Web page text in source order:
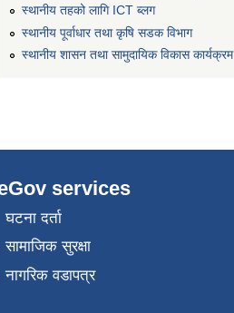
स्थानीय तहको लागि ICT ब्लग
स्थानीय पूर्वाधार तथा कृषि सडक विभाग
स्थानीय शासन तथा सामुदायिक विकास कार्यक्रम
services
घटना दर्ता
सामाजिक सुरक्षा
नागरिक वडापत्र